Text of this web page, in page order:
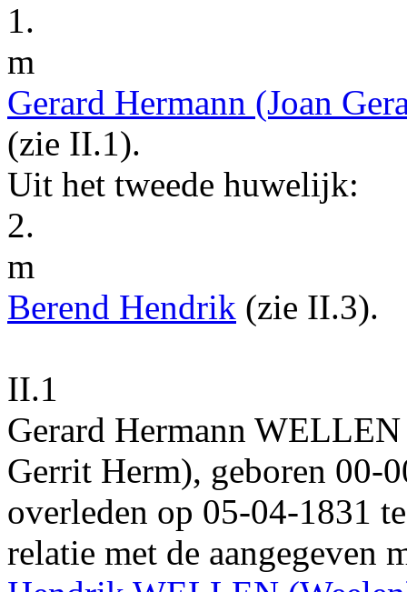
1.
m
Gerard Hermann (Joan
(zie II.1).
Uit het tweede huwelijk:
2.
m
Berend Hendrik (zie II.3).
II.1
Gerard Hermann WELLEN
Gerrit Herm), geboren
overleden op 05‑04‑1831
relatie met de aangegeven